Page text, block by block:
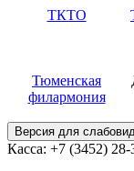
ТКТО
Тюменская
филармония
Версия для
Касса: +7 (3452) 28-